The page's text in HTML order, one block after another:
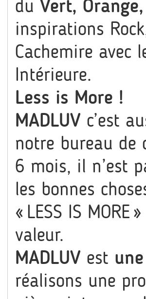
du Vert, Orange,
inspirations
Cachemire avec
Intérieure.
Less is More !
MADLUV c’est
notre bureau de
6 mois, il n’est
les bonnes
« LESS IS
valeur.
MADLUV est
réalisons une